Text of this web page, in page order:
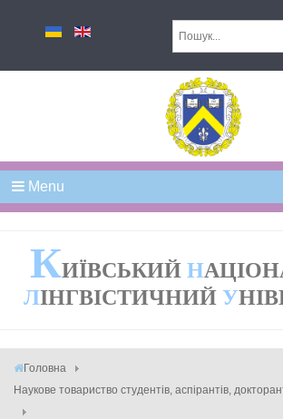
Menu
КИЇВСЬКИЙ Н
ЛІНГВІСТИЧНИЙ У
Головна
Наукове товариство студентів, аспірантів,